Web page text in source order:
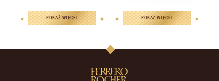
POKAŻ WIĘCEJ POKAŻ WIĘCEJ